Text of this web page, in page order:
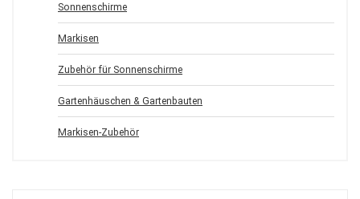
Sonnenschirme
Markisen
Zubehör für Sonnenschirme
Gartenhäuschen & Gartenbauten
Markisen-Zubehör